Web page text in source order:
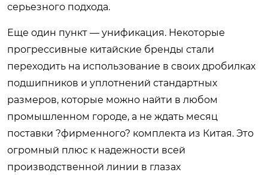
серьезного подхода.
Еще один пункт — унификация. Некоторые
прогрессивные китайские бренды стали
переходить на использование в своих дробилках
подшипников и уплотнений стандартных
размеров, которые можно найти в любом
промышленном городе, а не ждать месяц
поставки ?фирменного? комплекта из Китая. Это
огромный плюс к надежности всей
производственной линии в глазах